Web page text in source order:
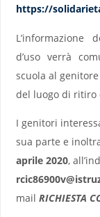
https://
L’informazione
d’uso verrà
scuola al
del luogo di ritiro
I genitori
sua parte e
aprile 2020,
mail RICHIESTA